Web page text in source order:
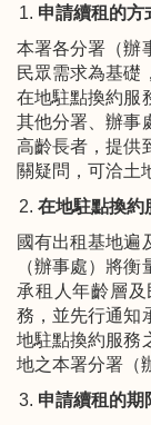
申請續租的方
本署各分署（辦
民眾需求為基礎
在地駐點換約服
其他分署、辦事
高齡長者，提供
關疑問，可洽土
在地駐點換約
國有出租基地遍
（辦事處）將
承租人年齡層
務，並先行通知
地駐點換約服務
地之本署分署（
申請續租的期